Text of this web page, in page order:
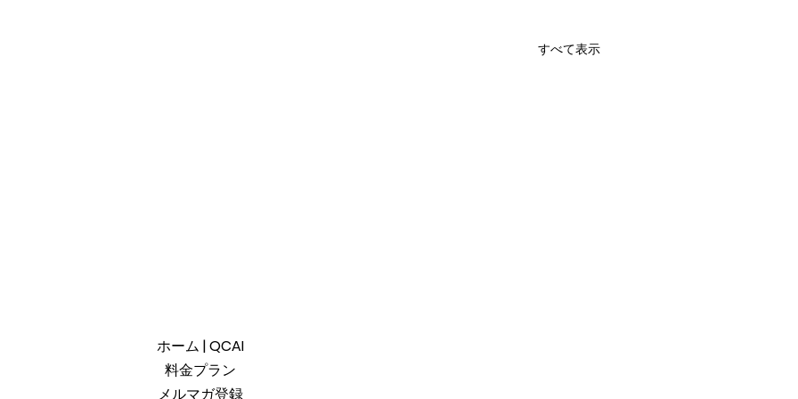
すべて表示
ホーム | QCAI
料金プラン
メルマガ登録